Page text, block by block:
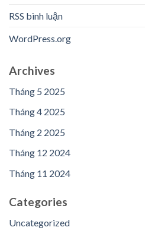
RSS bình luận
WordPress.org
Archives
Tháng 5 2025
Tháng 4 2025
Tháng 2 2025
Tháng 12 2024
Tháng 11 2024
Categories
Uncategorized